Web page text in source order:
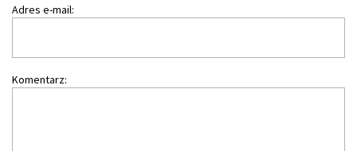
Adres e-mail:
Komentarz: